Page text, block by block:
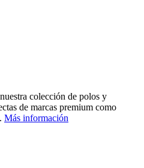
colección de polos y
de marcas premium como
Más información